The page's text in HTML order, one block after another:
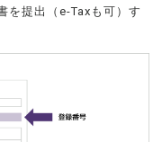
を提出（e-Taxも可）す